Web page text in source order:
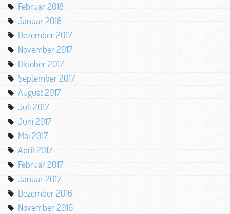
Februar 2018
Januar 2018
Dezember 2017
November 2017
Oktober 2017
September 2017
August 2017
Juli 2017
Juni 2017
Mai 2017
April 2017
Februar 2017
Januar 2017
Dezember 2016
November 2016